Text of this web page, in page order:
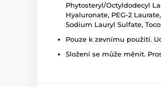
Phytosteryl/Octyldodecyl
Hyaluronate, PEG-2
Sodium Lauryl Sulfate,
Pouze k zevnímu použití.
Složení se může měnit.